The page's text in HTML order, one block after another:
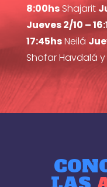
8:00hsShajarit
Jueves 2/10 –
17:45hsNeilá
Shofar Havdalá